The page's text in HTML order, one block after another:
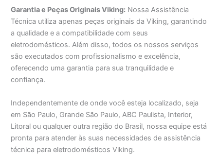
Garantia e Peças Originais Viking: Nossa Assistência
Técnica utiliza apenas peças originais da Viking, garantindo
a qualidade e a compatibilidade com seus
eletrodomésticos. Além disso, todos os nossos serviços
são executados com profissionalismo e excelência,
oferecendo uma garantia para sua tranquilidade e
confiança.
Independentemente de onde você esteja localizado, seja
em São Paulo, Grande São Paulo, ABC Paulista, Interior,
Litoral ou qualquer outra região do Brasil, nossa equipe está
pronta para atender às suas necessidades de assistência
técnica para eletrodomésticos Viking.